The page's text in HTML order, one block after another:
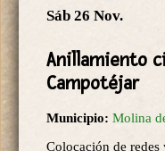
Sáb 26 Nov.
Anillamiento
Campotéjar
Municipio: Molina
Colocación de redes